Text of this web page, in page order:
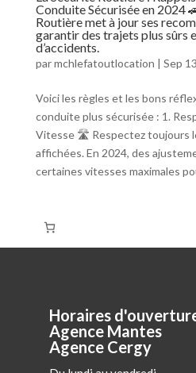
Conduite Sécurisée en 2024
Routière met à jour ses
garantir des trajets plus sûrs
d’accidents.
parmchlefatoutlocation | Sep
Voici les règles et les bons
conduite plus sécurisée : 1.
Vitesse 🛣️ Respectez toujours
affichées. En 2024, des
certaines vitesses maximales
Horaires
Agence Mantes
Agence Cergy